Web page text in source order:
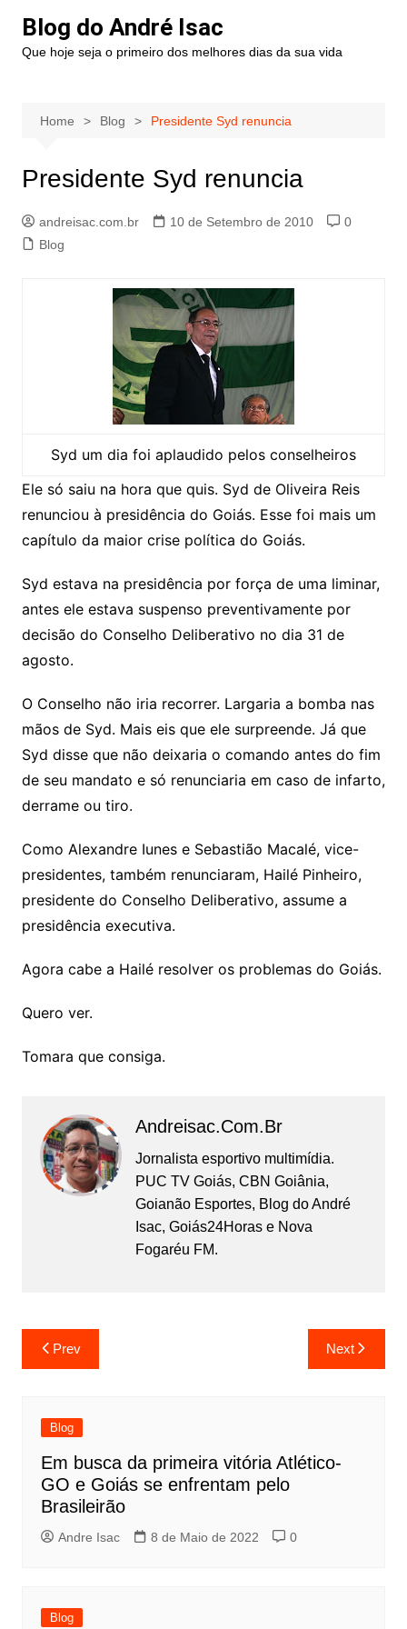
Blog do André Isac
Que hoje seja o primeiro dos melhores dias da sua vida
Home Blog Presidente Syd renuncia
Presidente Syd renuncia
andreisac.com.br 10 de Setembro de 2010
0
Blog
Syd um dia foi aplaudido pelos conselheiros
Ele só saiu na hora que quis. Syd de Oliveira Reis
renunciou à presidência do Goiás. Esse foi mais um
capítulo da maior crise política do Goiás.
Syd estava na presidência por força de uma liminar,
antes ele estava suspenso preventivamente por
decisão do Conselho Deliberativo no dia 31 de
agosto.
O Conselho não iria recorrer. Largaria a bomba nas
mãos de Syd. Mais eis que ele surpreende. Já que
Syd disse que não deixaria o comando antes do fim
de seu mandato e só renunciaria em caso de infarto,
derrame ou tiro.
Como Alexandre Iunes e Sebastião Macalé, vice-
presidentes, também renunciaram, Hailé Pinheiro,
presidente do Conselho Deliberativo, assume a
presidência executiva.
Agora cabe a Hailé resolver os problemas do Goiás.
Quero ver.
Tomara que consiga.
Andreisac.com.br
Jornalista esportivo multimídia.
PUC TV Goiás, CBN Goiânia,
Goianão Esportes, Blog do André
Isac, Goiás24Horas e Nova
Fogaréu FM.
Prev Next
Blog
Em busca da primeira vitória Atlético-
GO e Goiás se enfrentam pelo
Brasileirão
Andre Isac 8 de Maio de 2022 0
Blog